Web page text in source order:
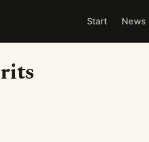
Start News